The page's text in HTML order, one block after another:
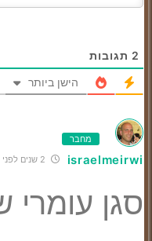
2 תגובות
הישן ביותר
מחבר
israelmeirwi
סגן עומרי